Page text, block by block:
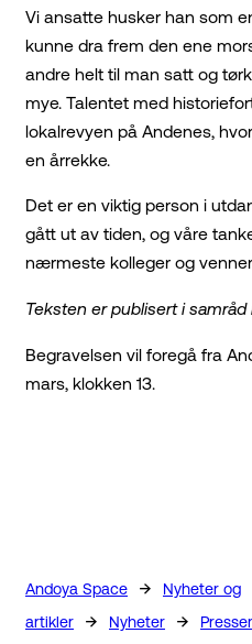
Vi ansatte husker han som
kunne dra frem den ene
andre helt til man satt og
mye. Talentet med
lokalrevyen på Andenes,
en årrekke.
Det er en viktig person i
gått ut av tiden, og våre
nærmeste kolleger og
Teksten er publisert i
Begravelsen vil foregå fra
mars, klokken 13.
Andoya Space →
Nyheter og
artikler
→ Nyheter →